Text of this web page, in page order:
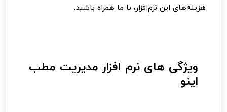
هزینه‌های این نرم‌افزار، با ما همراه باشید.
ویژگی های نرم افزار مدیریت مطب
اینو